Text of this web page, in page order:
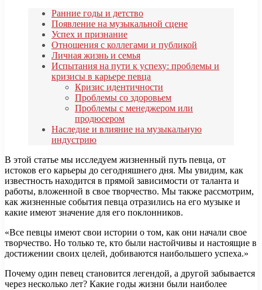
Ранние годы и детство
Появление на музыкальной сцене
Успех и признание
Отношения с коллегами и публикой
Личная жизнь и семья
Испытания на пути к успеху: проблемы и
кризисы в карьере певца
Кризис идентичности
Проблемы со здоровьем
Проблемы с менеджером или
продюсером
Наследие и влияние на музыкальную
индустрию
В этой статье мы исследуем жизненный путь певца, от
истоков его карьеры до сегодняшнего дня. Мы увидим, как
известность находится в прямой зависимости от таланта и
работы, вложенной в свое творчество. Мы также рассмотрим,
как жизненные события певца отразились на его музыке и
какие имеют значение для его поклонников.
«Все певцы имеют свои истории о том, как они начали свое
творчество. Но только те, кто были настойчивы и настоящие в
достижении своих целей, добиваются наибольшего успеха.»
Почему один певец становится легендой, а другой забывается
через несколько лет? Какие годы жизни были наиболее